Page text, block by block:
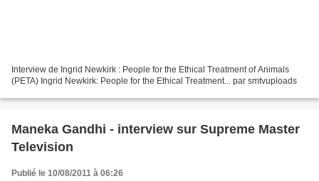
Interview de Ingrid Newkirk : People for the Ethical Treatment of Animals
(PETA) Ingrid Newkirk: People for the Ethical Treatment... par smtvuploads
Maneka Gandhi - interview sur Supreme Master
Television
Publié le 10/08/2011 à 06:26